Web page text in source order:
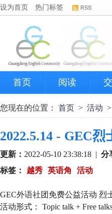
设为首页 热门标签 RSS
首页 阅读
您现在的位置： 首页 > 活动
2022.5.14 - GEC
更新： 2022-05-10 23:38:18 | 分
标签：
越秀 英语角 活动
GEC外语社团免费公益活动 烈
活动形式： Topic talk + Free